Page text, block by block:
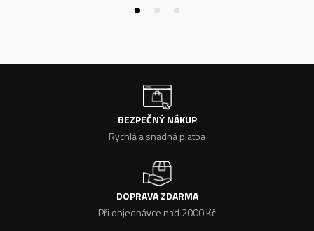
BEZPEČNÝ NÁKUP
Rychlá a snadná platba
DOPRAVA ZDARMA
Při objednávce nad 2000 Kč